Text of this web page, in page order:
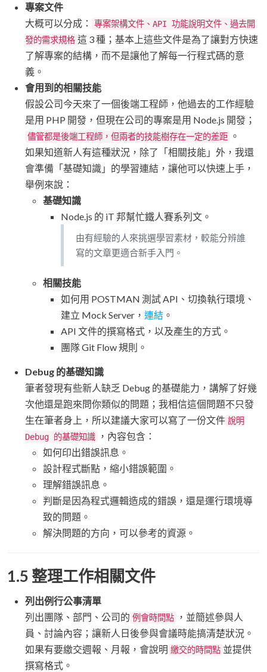
專案文件
大概可以分成：
專案架構文件、API 功能說明文件、過去開
發的需求規格 這 3 種；基本上這些文件是為了讓對方快速
了解專案的結構，而不是讓他了解每一行程式碼的意
義。
會用到的相關技能
假設公司今天來了一個後端工程師，他過去的工作經驗
是用 PHP 開發，但現在公司的專案是用 Node.js 開發；
儘管都是後端工程師，但兩者的技能樹存在一定的差距
。
如果知道新人有這種狀況，除了「相關技能」外，我還
會準備「基礎知識」的學習連結，讓他可以快速上手，
舉例來說：
基礎知識
Node.js 的 iT 邦幫忙鐵人賽系列文。
由有經驗的人來挑選學習素材，較能分辨誰
寫的文章更適合新手入門。
相關技能
如何用 POSTMAN 測試 API、切換執行環境、
建立 Mock Server， 連結 。
API 文件的撰寫格式，以及產生的方式。
團隊 Git Flow 規則。
Debug 的基礎知識
筆者發現有些新人缺乏 Debug 的基礎能力，講解了好幾
次他還是跑來問你類似的問題；我相信這個問題不只發
生在筆者身上，所以建議大家可以寫了一份文件 說明
Debug 的基礎知識
，內容包含：
如何印出錯誤訊息。
設計程式斷點，縮小錯誤範圍。
理解錯誤訊息。
判斷是因為程式邏輯造成的錯誤，還是運行環境導
致的問題。
解決問題的方向，可以參考的資源。
1.5 整理工作相關文件
列出例行公事清單
列出團隊、部門、公司的 例會時間點
，並簡述參與人
員、討論內容；讓新人日後參與會議時能搞清楚狀況。
如果有要繳交週報、月報，會說明 繳交的時間點 並提供
撰寫格式。